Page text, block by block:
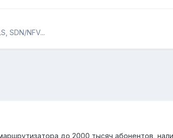
SDN/NFV...
до 2000 тысяч абонентов,